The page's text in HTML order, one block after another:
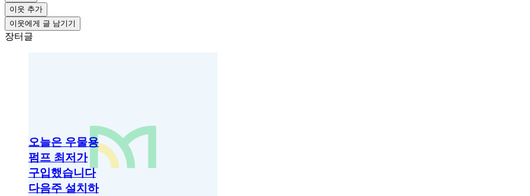
이웃 추가
이웃에게 글 남기기
장터글
오늘은 우물용
펌프 최저가
구입했습니다
다음주 설치하